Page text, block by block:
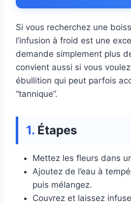
Si vous recherchez une
l’infusion à froid est une
demande simplement plus
convient aussi si vous
ébullition qui peut parfois
“tannique”.
Étapes
Mettez les fleurs dans
Ajoutez de l’eau à
puis mélangez.
Couvrez et laissez